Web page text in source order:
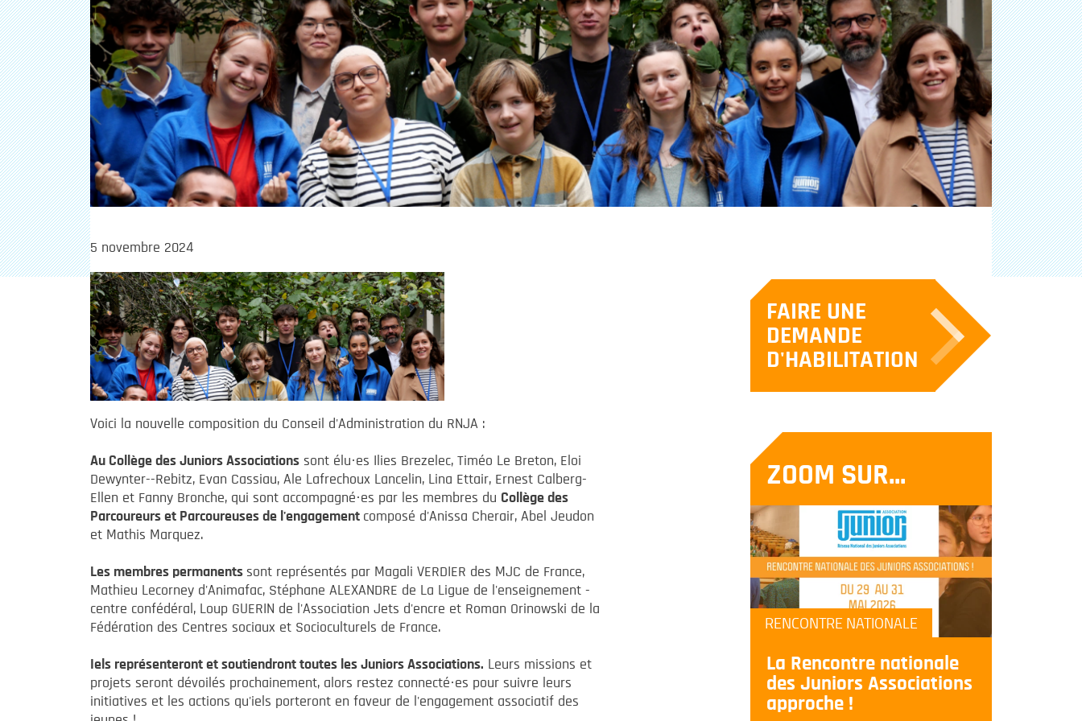
5 novembre 2024
Voici la nouvelle composition du Conseil d'Administration du RNJA :
Au Collège des Juniors Associations sont élu·es Ilies Brezelec, Timéo Le Breton, Eloi
Dewynter--Rebitz, Evan Cassiau, Ale Lafrechoux Lancelin, Lina Ettair, Ernest Calberg-
Ellen et Fanny Bronche, qui sont accompagné·es par les membres du Collège des
Parcoureurs et Parcoureuses de l'engagement composé d'Anissa Cherair, Abel Jeudon
et Mathis Marquez.
Les membres permanents sont représentés par Magali VERDIER des MJC de France,
Mathieu Lecorney d'Animafac, Stéphane ALEXANDRE de La Ligue de l'enseignement -
centre confédéral, Loup GUERIN de l'Association Jets d'encre et Roman Orinowski de la
Fédération des Centres sociaux et Socioculturels de France.
Iels représenteront et soutiendront toutes les Juniors Associations. Leurs missions et
projets seront dévoilés prochainement, alors restez connecté·es pour suivre leurs
initiatives et les actions qu'iels porteront en faveur de l'engagement associatif des
FAIRE UNE
DEMANDE
D'HABILITATION
ZOOM SUR...
RENCONTRE NATIONALE
La Rencontre nationale
des Juniors Associations
approche !